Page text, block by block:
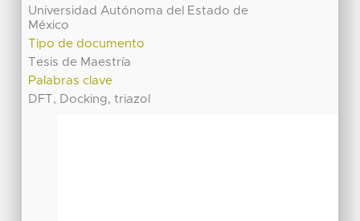
Universidad Autónoma del Estado de
México
Tipo de documento
Tesis de Maestría
Palabras clave
DFT, Docking, triazol